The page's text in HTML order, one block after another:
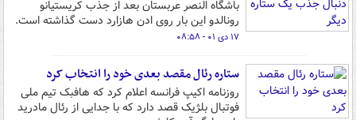
باشگاه النصر عربستان بعد از جذب کریستیانو
رونالدو این بار روی ادن هازارد دست گذاشته است.
۱۷ دی ۰۱ - ۰۸:۵۸
ستاره رئال مقصد بعدی خود را انتخاب کرد
روزنامه اکیپ فرانسه اعلام کرد که هافبک تیم ملی
فوتبال بلژیک قصد دارد که با جدایی از رئال مادرید